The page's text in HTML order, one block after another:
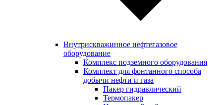
Внутрискважинное нефтегазовое
оборудование
Комплекс подземного оборудования
Комплект для фонтанного способа
добычи нефти и газа
Пакер гидравлический
Термопакер